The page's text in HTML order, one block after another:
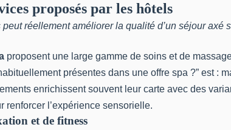
proposés par les hôtels
réellement améliorer la qualité d’un séjour axé
proposent une large gamme de soins et de
présentes dans une offre spa ?” est
enrichissent souvent leur carte avec des
renforcer l’expérience sensorielle.
et de fitness